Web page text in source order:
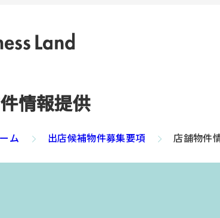
情報提供
ム 出店候補物件募集要項 店舗物件